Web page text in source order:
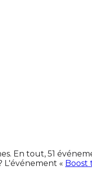
En tout, 51
L'événement « Boost